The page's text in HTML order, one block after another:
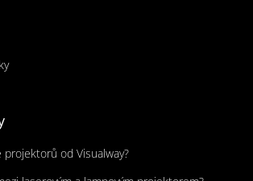
projektorů od Visualway?